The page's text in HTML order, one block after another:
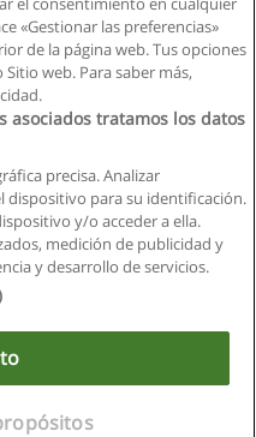
datos
- CIF : B-95610580: -
cookies.
que acepta su uso.
«Gestionar las preferencias»
de la página web. Tus opciones
web. Para saber más,
asociados tratamos los datos
precisa. Analizar
dispositivo para su identificación.
y/o acceder a ella.
medición de publicidad y
y desarrollo de servicios.